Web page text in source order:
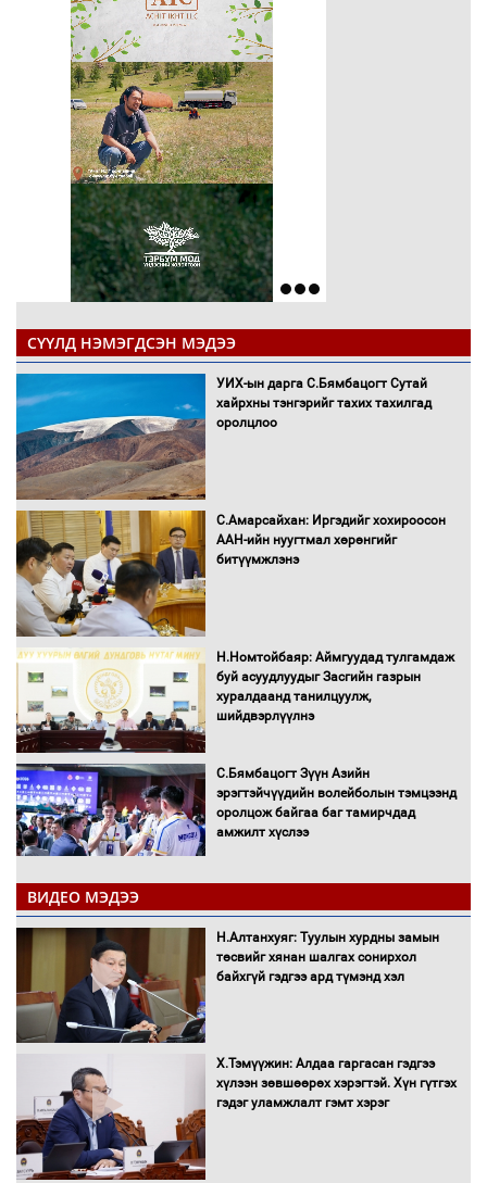
СҮҮЛД НЭМЭГДСЭН МЭДЭЭ
УИХ-ын дарга С.Бямбацогт Сутай
хайрхны тэнгэрийг тахих тахилгад
оролцлоо
С.Амарсайхан: Иргэдийг хохироосон
ААН-ийн нуугтмал хөрөнгийг
битүүмжлэнэ
Н.Номтойбаяр: Аймгуудад тулгамдаж
буй асуудлуудыг Засгийн газрын
хуралдаанд танилцуулж,
шийдвэрлүүлнэ
С.Бямбацогт Зүүн Азийн
эрэгтэйчүүдийн волейболын тэмцээнд
оролцож байгаа баг тамирчдад
амжилт хүслээ
Автобензин, дизель түлшний онцгой
албан татварыг тэглэлээ
Санхүүгийн хэмнэлтийн горимд эрүүл
мэндийн салбар хамаарахгүй
ВИДЕО МЭДЭЭ
Н.Алтанхуяг: Туулын хурдны замын
төсвийг хянан шалгах сонирхол
байхгүй гэдгээ ард түмэнд хэл
Х.Тэмүүжин: Алдаа гаргасан гэдгээ
хүлээн зөвшөөрөх хэрэгтэй. Хүн гүтгэх
гэдэг уламжлалт гэмт хэрэг